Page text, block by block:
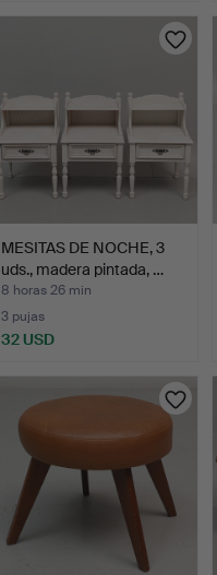
MESITAS DE NOCHE, 3
uds., madera pintada, …
8 horas 26 min
3 pujas
32 USD